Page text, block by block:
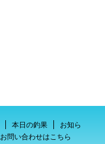
本日の釣果
お知ら
お問い合わせはこちら